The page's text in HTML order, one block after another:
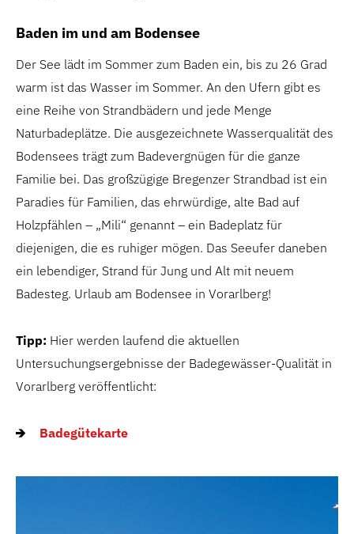
Baden im und am Bodensee
Der See lädt im Sommer zum Baden ein, bis zu 26 Grad
warm ist das Wasser im Sommer. An den Ufern gibt es
eine Reihe von Strandbädern und jede Menge
Naturbadeplätze. Die ausgezeichnete Wasserqualität des
Bodensees trägt zum Badevergnügen für die ganze
Familie bei. Das großzügige Bregenzer Strandbad ist ein
Paradies für Familien, das ehrwürdige, alte Bad auf
Holzpfählen – „Mili“ genannt – ein Badeplatz für
diejenigen, die es ruhiger mögen. Das Seeufer daneben
ein lebendiger, Strand für Jung und Alt mit neuem
Badesteg. Urlaub am Bodensee in Vorarlberg!
Tipp: Hier werden laufend die aktuellen
Untersuchungsergebnisse der Badegewässer-Qualität in
Vorarlberg veröffentlicht:
Badegütekarte